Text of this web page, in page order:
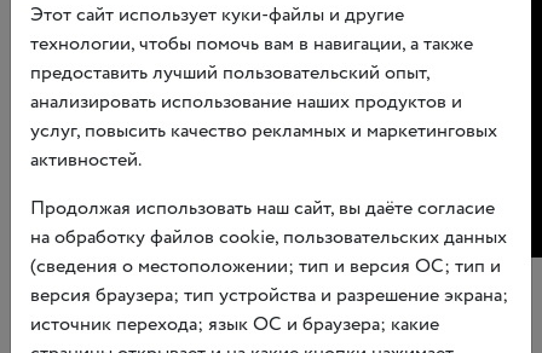
Волонтерский центр создан Центром социокультурных
программ «Люди ИН» и Государственным музеем —
культурным центром« Интеграция» имени
Этот сайт использует куки-файлы и другие
технологии, чтобы помочь вам в навигации, а также
предоставить лучший пользовательский опыт,
анализировать использование наших продуктов и
услуг, повысить качество рекламных и маркетинговых
активностей.
Продолжая использовать наш сайт, вы даёте согласие
на обработку файлов cookie, пользовательских данных
(сведения о местоположении; тип и версия ОС; тип и
версия браузера; тип устройства и разрешение экрана;
источник перехода; язык ОС и браузера; какие